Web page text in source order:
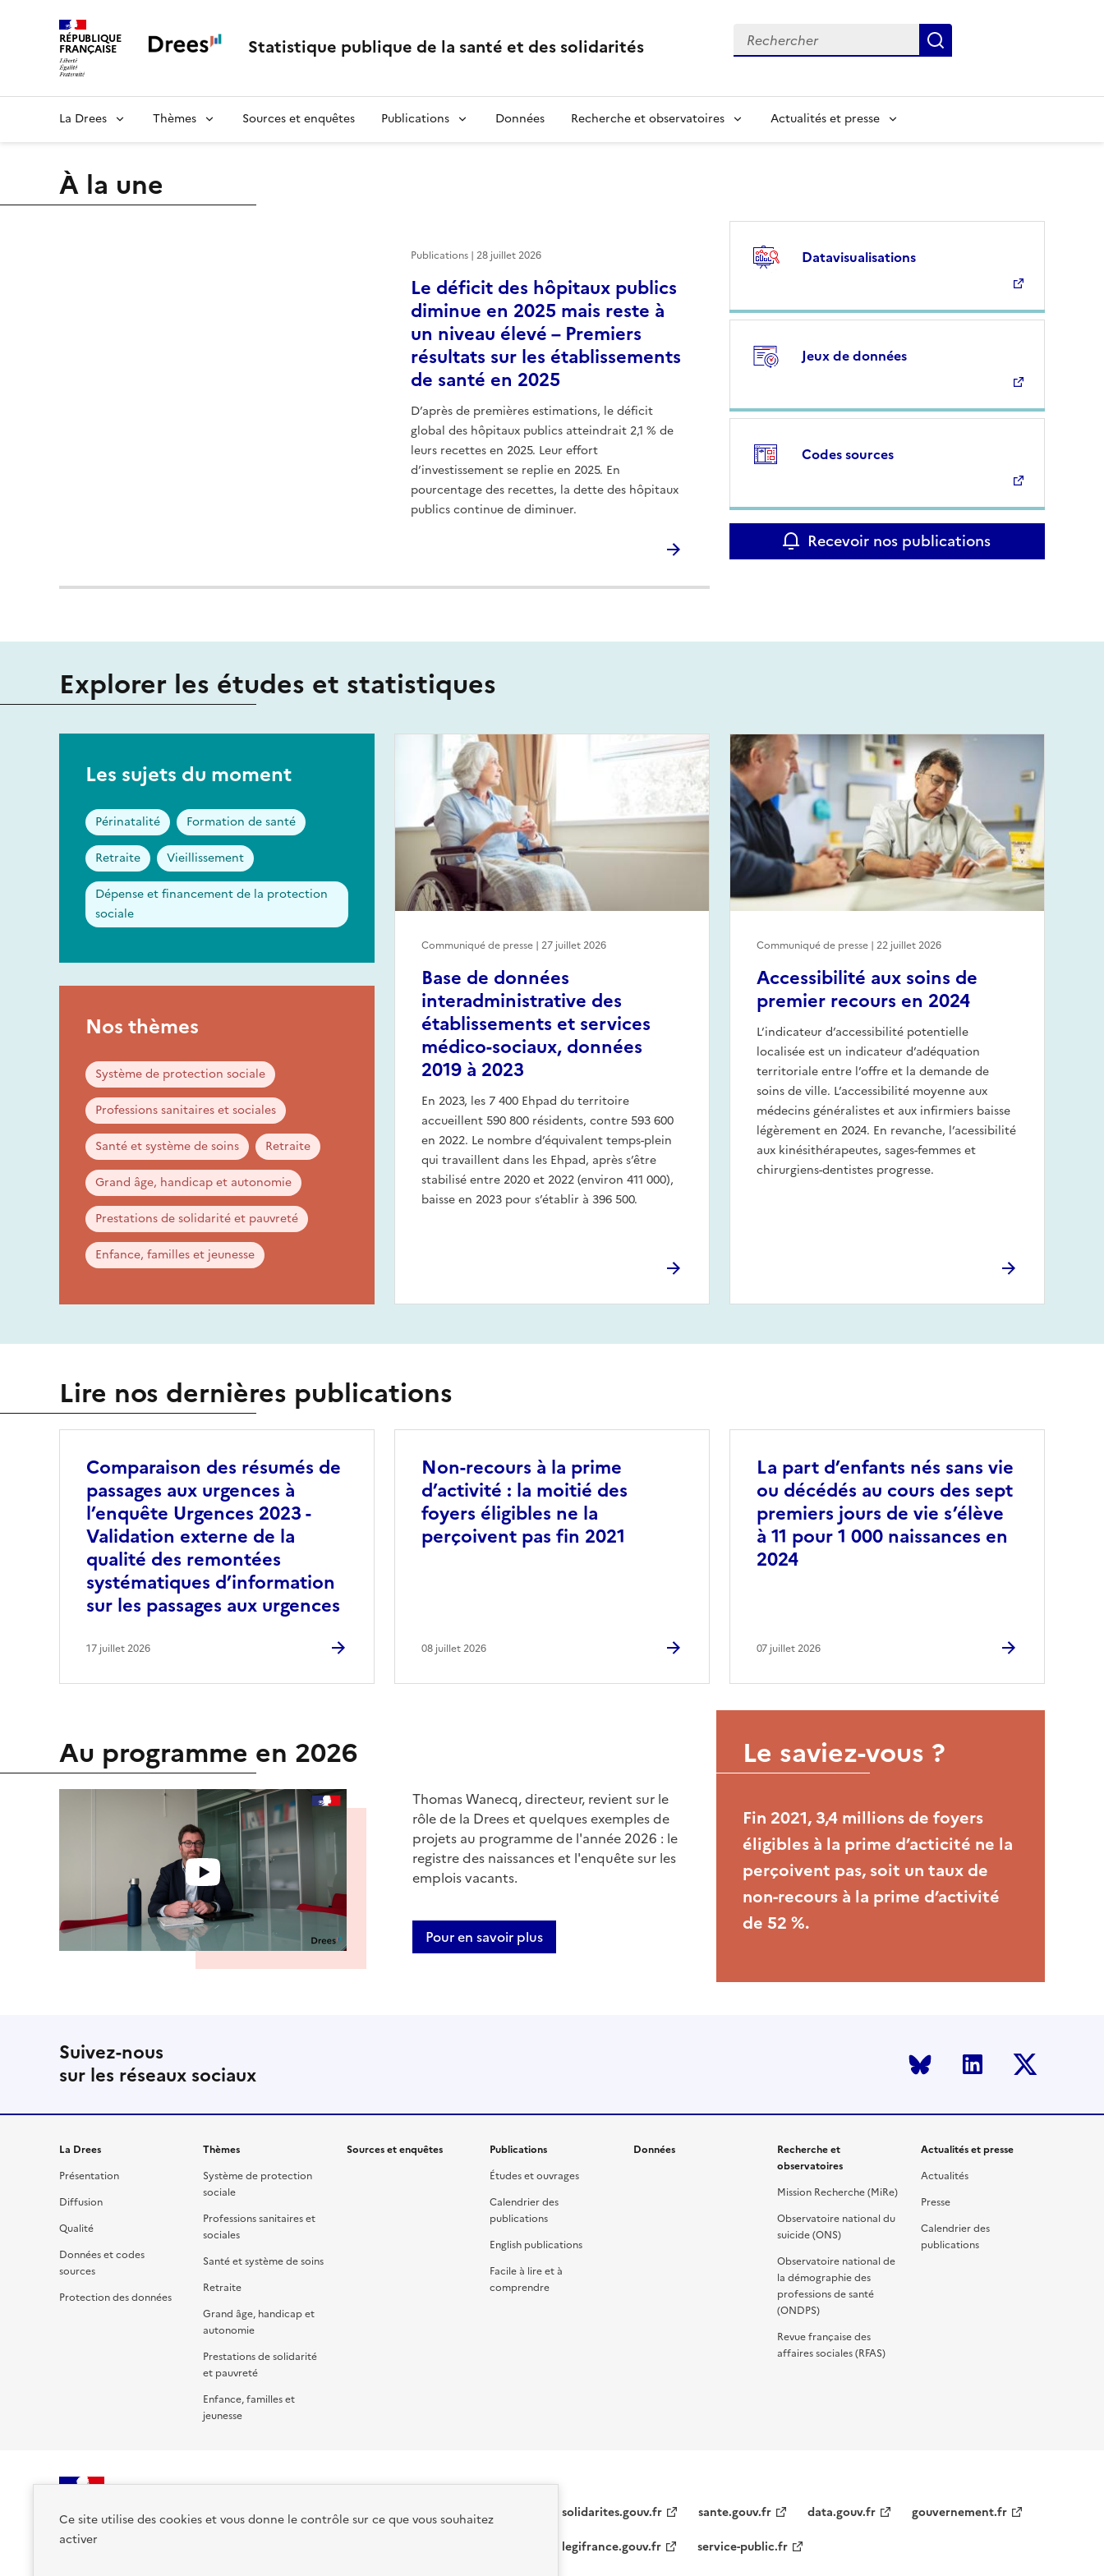
RÉPUBLIQUE
FRANÇAISE Statistique publique de la santé et des solidarités
Rechercher
Input to search in solr server by keyword
La Drees Thèmes Sources et enquêtes Publications Données Recherche et observatoires Actualités et presse
À la une
Le déficit des hôpitaux publics
diminue en 2025 mais reste à
un niveau élevé – Premiers
résultats sur les établissements
de santé en 2025
D’après de premières estimations, le déficit
global des hôpitaux publics atteindrait 2,1 % de
leurs recettes en 2025. Leur effort
d’investissement se replie en 2025. En
pourcentage des recettes, la dette des hôpitaux
publics continue de diminuer.
Publications | 28 juillet 2026 Datavisualisations
Jeux de données
Codes sources
Recevoir nos publications
Explorer les études et statistiques
Les sujets du moment
Périnatalité Formation de santé
Retraite Vieillissement
Dépense et financement de la protection
sociale
Nos thèmes
Système de protection sociale
Professions sanitaires et sociales
Santé et système de soins Retraite
Grand âge, handicap et autonomie
Prestations de solidarité et pauvreté
Enfance, familles et jeunesse
Base de données
interadministrative des
établissements et services
médico-sociaux, données
2019 à 2023
En 2023, les 7 400 Ehpad du territoire
accueillent 590 800 résidents, contre 593 600
en 2022. Le nombre d’équivalent temps-plein
qui travaillent dans les Ehpad, après s’être
stabilisé entre 2020 et 2022 (environ 411 000),
baisse en 2023 pour s’établir à 396 500.
Communiqué de presse | 27 juillet 2026
Accessibilité aux soins de
premier recours en 2024
L’indicateur d’accessibilité potentielle
localisée est un indicateur d’adéquation
territoriale entre l’offre et la demande de
soins de ville. L’accessibilité moyenne aux
médecins généralistes et aux infirmiers baisse
légèrement en 2024. En revanche, l’acessibilité
aux kinésithérapeutes, sages-femmes et
chirurgiens-dentistes progresse.
Communiqué de presse | 22 juillet 2026
Lire nos dernières publications
Comparaison des résumés de
passages aux urgences à
l’enquête Urgences 2023 -
Validation externe de la
qualité des remontées
systématiques d’information
sur les passages aux urgences
17 juillet 2026
Non-recours à la prime
d’activité : la moitié des
foyers éligibles ne la
perçoivent pas fin 2021
08 juillet 2026
La part d’enfants nés sans vie
ou décédés au cours des sept
premiers jours de vie s’élève
à 11 pour 1 000 naissances en
2024
07 juillet 2026
Au programme en 2026
Thomas Wanecq, directeur, revient sur le
rôle de la Drees et quelques exemples de
projets au programme de l'année 2026 : le
registre des naissances et l'enquête sur les
emplois vacants.
Pour en savoir plus
Le saviez-vous ?
Fin 2021, 3,4 millions de foyers
éligibles à la prime d’acticité ne la
perçoivent pas, soit un taux de
non-recours à la prime d’activité
de 52 %.
Suivez-nous
sur les réseaux sociaux
Bluesky LinkedIn
La Drees
Présentation
Diffusion
Qualité
Données et codes
sources
Protection des données
Thèmes
Système de protection
sociale
Professions sanitaires et
sociales
Santé et système de soins
Retraite
Grand âge, handicap et
autonomie
Prestations de solidarité
et pauvreté
Enfance, familles et
jeunesse
Sources et enquêtes
Publications
Études et ouvrages
Calendrier des
publications
English publications
Facile à lire et à
comprendre
Données
Recherche et
observatoires
Mission Recherche (MiRe)
Observatoire national du
suicide (ONS)
Observatoire national de
la démographie des
professions de santé
(ONDPS)
Revue française des
affaires sociales (RFAS)
Actualités et presse
Actualités
Presse
Calendrier des
publications
FRANÇAISE solidarites.gouv.fr sante.gouv.fr data.gouv.fr
gouvernement.fr
legifrance.gouv.fr
service-public.fr
Ce site utilise des cookies et vous donne le contrôle sur ce que vous souhaitez
activer